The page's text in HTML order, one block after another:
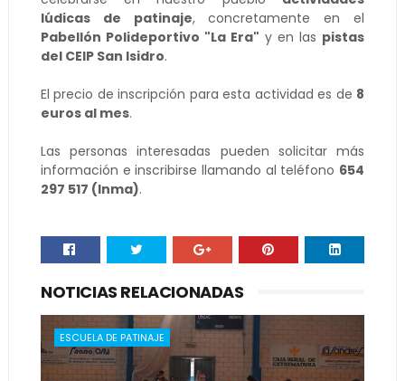
lúdicas de patinaje, concretamente en el
Pabellón Polideportivo "La Era" y en las pistas
del CEIP San Isidro.
El precio de inscripción para esta actividad es de 8
euros al mes.
Las personas interesadas pueden solicitar más
información e inscribirse llamando al teléfono 654
297 517 (Inma).
NOTICIAS RELACIONADAS
ESCUELA DE PATINAJE